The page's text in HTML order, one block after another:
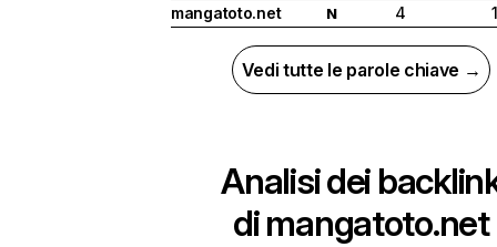
mangatoto.net
N 4
Vedi tutte le parole chiave →
Analisi dei
dimangatoto.net